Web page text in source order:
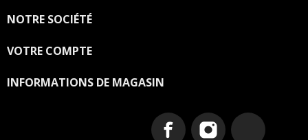
NOTRE SOCIÉTÉ
VOTRE COMPTE
INFORMATIONS DE MAGASIN